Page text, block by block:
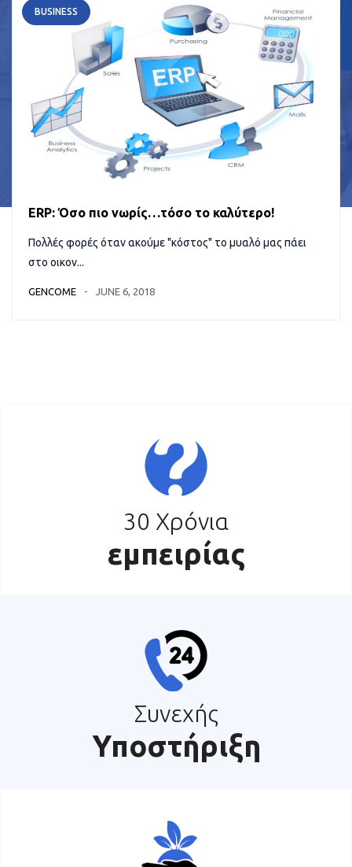
BUSINESS
ERP: Όσο πιο νωρίς…τόσο το καλύτερο!
Πολλές φορές όταν ακούμε "κόστος" το μυαλό μας πάει
στο οικον...
GENCOME JUNE 6, 2018
30 Χρόνια
εμπειρίας
Συνεχής
Υποστήριξη